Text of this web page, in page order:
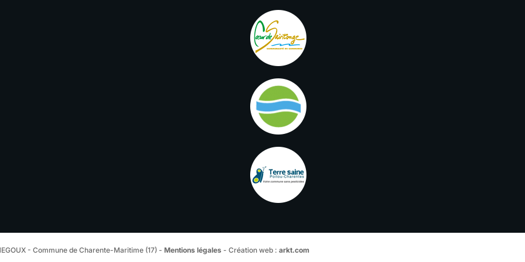
- Commune de Charente-Maritime (17) - Mentions légales- Création web : arkt.com